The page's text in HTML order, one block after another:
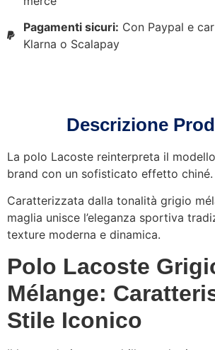
Pagamenti sicuri: Con Paypal e
Klarna o Scalapay
Descrizione
La polo Lacoste reinterpreta il
brand con un sofisticato effetto chiné.
Caratterizzata dalla tonalità grigio
maglia unisce l’eleganza sportiva
texture moderna e dinamica.
Polo Lacoste
Mélange:
Stile Iconico